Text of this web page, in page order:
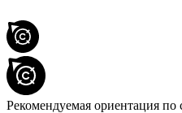
Рекомендуемая ориентация по